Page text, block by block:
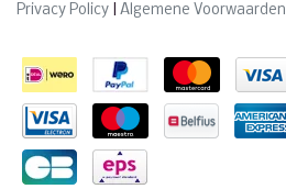
Privacy Policy
Algemene Voorwaarden